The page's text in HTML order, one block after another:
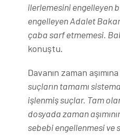
ilerlemesini engelleyen
engelleyen Adalet
çaba sarf etmemesi.
konuştu.
Davanın zaman
suçların tamamı
işlenmiş suçlar. Tam
dosyada zaman
sebebi engellenmesi ve